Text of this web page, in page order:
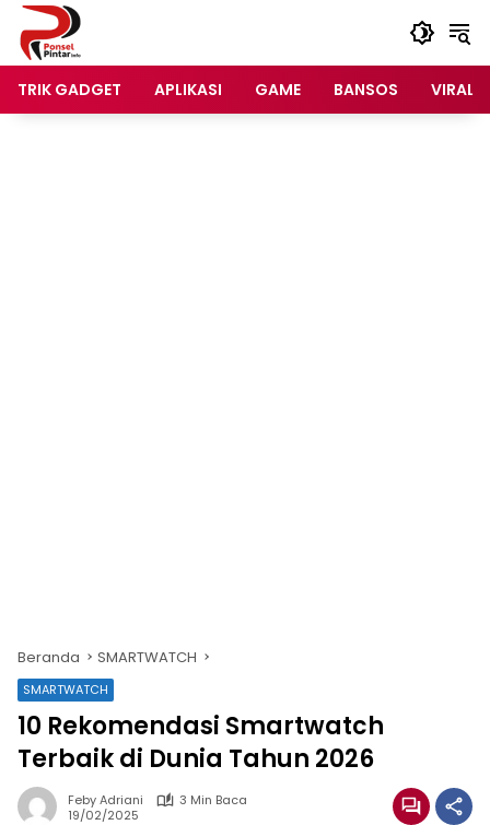
Langsung
konten
TRIK GADGET
APLIKASI GAME BANSOS VIRAL
Beranda SMARTWATCH
SMARTWATCH
10 Rekomendasi Smartwatch
Terbaik di Dunia Tahun 2026
Feby Adriani
3 Min Baca
19/02/2025